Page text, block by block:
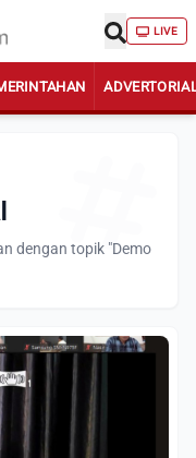
LIVE
dengan topik "Demo